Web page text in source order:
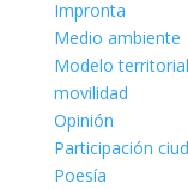
Impronta
Medio ambiente
Modelo territorial
movilidad
Opinión
Participación
Poesía